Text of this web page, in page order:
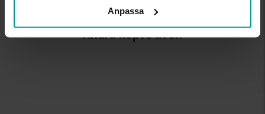
Anpassa
Andra köpte även